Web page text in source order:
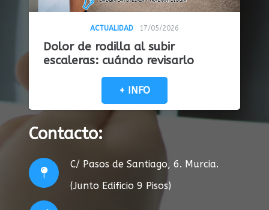
ACTUALIDAD 17/05/2026
Dolor de rodilla al subir
escaleras: cuándo revisarlo
+ INFO
Contacto:
C/ Pasos de Santiago, 6. Murcia.
(Junto Edificio 9 Pisos)